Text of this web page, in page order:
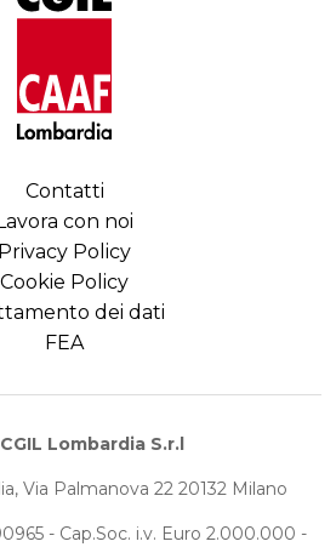
Contatti
con noi
Privacy Policy
Cookie Policy
dei dati
FEA
Lombardia S.r.l
Via Palmanova 22 20132 Milano
- Cap.Soc. i.v. Euro 2.000.000 -